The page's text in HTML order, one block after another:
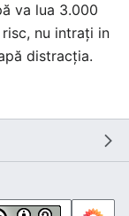
va lua 3.000
nu intrați in
distracția.